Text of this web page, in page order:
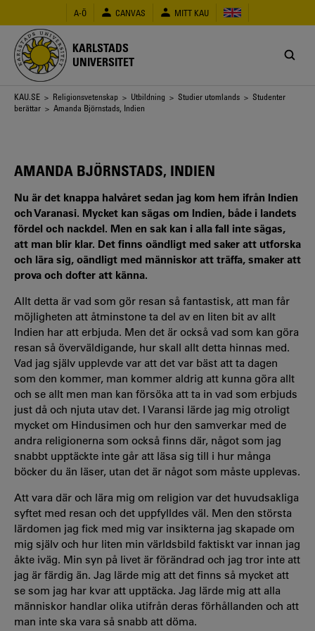
huvudinnehåll
A-Ö CANVAS MITT KAU
KARLSTADS
UNIVERSITET
Länkstig
KAU.SE > Religionsvetenskap > Utbildning > Studier utomlands > Studenter
berättar > Amanda Björnstads, Indien
AMANDA BJÖRNSTADS, INDIEN
Nu är det knappa halvåret sedan jag kom hem ifrån Indien
och Varanasi. Mycket kan sägas om Indien, både i landets
fördel och nackdel. Men en sak kan i alla fall inte sägas,
att man blir klar. Det finns oändligt med saker att utforska
och lära sig, oändligt med människor att träffa, smaker att
prova och dofter att känna.
Allt detta är vad som gör resan så fantastisk, att man får
möjligheten att åtminstone ta del av en liten bit av allt
Indien har att erbjuda. Men det är också vad som kan göra
resan så överväldigande, hur skall allt detta hinnas med.
Vad jag själv upplevde var att det var bäst att ta dagen
som den kommer, man kommer aldrig att kunna göra allt
och se allt men man kan försöka att ta in vad som erbjuds
just då och njuta utav det. I Varansi lärde jag mig otroligt
mycket om Hindusimen och hur den samverkar med de
andra religionerna som också finns där, något som jag
snabbt upptäckte inte går att läsa sig till i hur många
böcker du än läser, utan det är något som måste upplevas.
Att vara där och lära mig om religion var det huvudsakliga
syftet med resan och det uppfylldes väl. Men den största
lärdomen jag fick med mig var insikterna jag skapade om
mig själv och hur liten min världsbild faktiskt var innan jag
åkte iväg. Min syn på livet är förändrad och jag tror inte att
jag är färdig än. Jag lärde mig att det finns så mycket att
se som jag har kvar att upptäcka. Jag lärde mig att alla
människor handlar olika utifrån deras förhållanden och att
man inte ska vara så snabb att döma.